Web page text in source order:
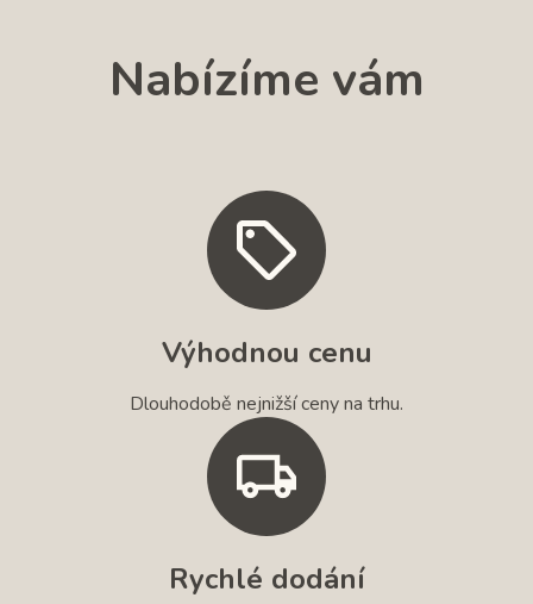
Nabízíme vám
Výhodnou cenu
Dlouhodobě nejnižší ceny na trhu.
Rychlé dodání